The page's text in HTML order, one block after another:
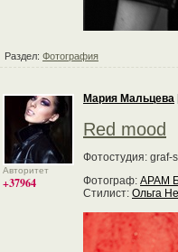
Раздел: Фотография
Авторитет
+37964
Мария Мальцева
Red mood
Фотостудия: graf-
Фотограф: АРАМ
Стилист: Ольга